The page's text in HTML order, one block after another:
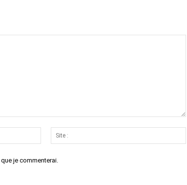
Email
:*
:
je commenterai.